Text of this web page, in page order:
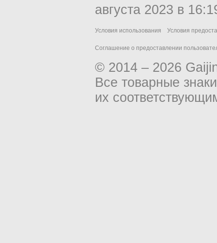
августа 2023 в
Условия использования Условия
Соглашение о предоставлении
© 2014 – 2026
Все товарные
их